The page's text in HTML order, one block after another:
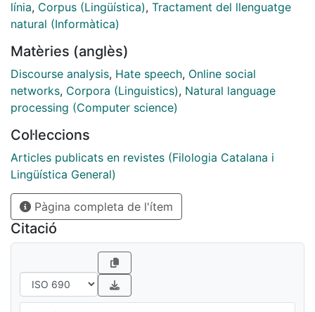
the submitted approaches. We also provide an error
analysis of the results of these systems.
DEtección de TOxicidad en comentarios en español,
que tuvo lugar en el Iberian Languages Evaluation
Forum workshop (IberLEF 2021) en el congreso de la
SEPLN 2021. Se describe el corpus NewsCom-TOX
métricas para evaluarlos y los resultados obtenidos
por las distintas aproximaciones utilizadas. Se
proporciona también un análisis de los resultados
obtenidos por estos sistemas.
línia, Corpus (Lingüística), Tractament del llenguatge
natural (Informàtica)
Matèries (anglès)
Discourse analysis, Hate speech, Online social
networks, Corpora (Linguistics), Natural language
processing (Computer science)
Col·leccions
Articles publicats en revistes (Filologia Catalana i
Lingüística General)
Pàgina completa de l'ítem
Citació